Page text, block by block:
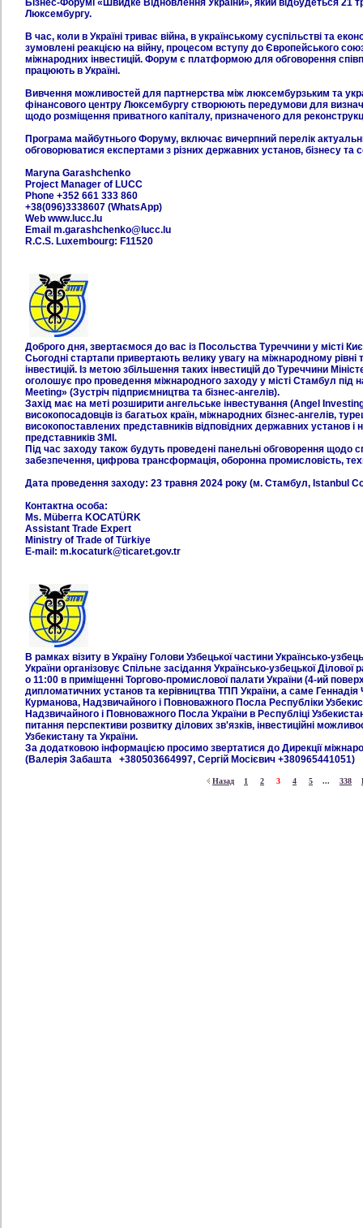
Бізнес-Форумі «Швидке Відновлення України», який відбудеться 21
Люксембургу.
В час, коли в Україні триває війна, в українському суспільстві та
зумовлені реакцією на війну, процесом вступу до Європейського
міжнародних інвестицій. Форум є платформою для обговорення
працюють в Україні.
Вивчення можливостей для партнерства між люксембурзьким та
фінансового центру Люксембургу створюють передумови для
щодо розміщення приватного капіталу, призначеного для
Програма майбутнього Форуму, включає вичерпний перелік
обговорюватися експертами з різних державних установ, бізнесу та
Maryna Garashchenko
Project Manager of LUCC
Phone +352 661 333 860
+38(096)3338607 (WhatsApp)
Web www.lucc.lu
Email m.garashchenko@lucc.lu
R.C.S. Luxembourg: F11520
Доброго дня, звертаємося до вас із Посольства Туреччини у місті
Cьогодні стартапи привертають велику увагу на міжнародному рівні
інвестицій. Із метою збільшення таких інвестицій до Туреччини
оголошує про проведення міжнародного заходу у місті Стамбул
Meeting» (Зустріч підприємництва та бізнес-ангелів).
Захід має на меті розширити ангельське інвестування (Angel
високопосадовців із багатьох країн, міжнародних бізнес-ангелів,
високопоставлених представників відповідних державних установ і
представників ЗМІ.
Під час заходу також будуть проведені панельні обговорення щодо
забезпечення, цифрова трансформація, оборонна промисловість,
Дата проведення заходу: 23 травня 2024 року (м. Стамбул, Istanbul
Контактна особа:
Ms. Müberra KOCATÜRK
Assistant Trade Expert
Ministry of Trade of Türkiye
E-mail: m.kocaturk@ticaret.gov.tr
В рамках візиту в Україну Голови Узбецької частини Українсько-
України організовує Спільне засідання Українсько-узбецької
о 11:00 в приміщенні Торгово-промислової палати України (4-ий
дипломатичних установ та керівництва ТПП України, а саме
Курманова, Надзвичайного і Повноважного Посла Республіки
Надзвичайного і Повноважного Посла України в Республіці
питання перспективи розвитку ділових зв'язків, інвестиційні
Узбекистану та України.
За додатковою інформацією просимо звертатися до Дирекції
(Валерія Забашта +380503664997, Сергій Мосієвич +380965441051)
Назад 1 2 3 4 5 ... 338